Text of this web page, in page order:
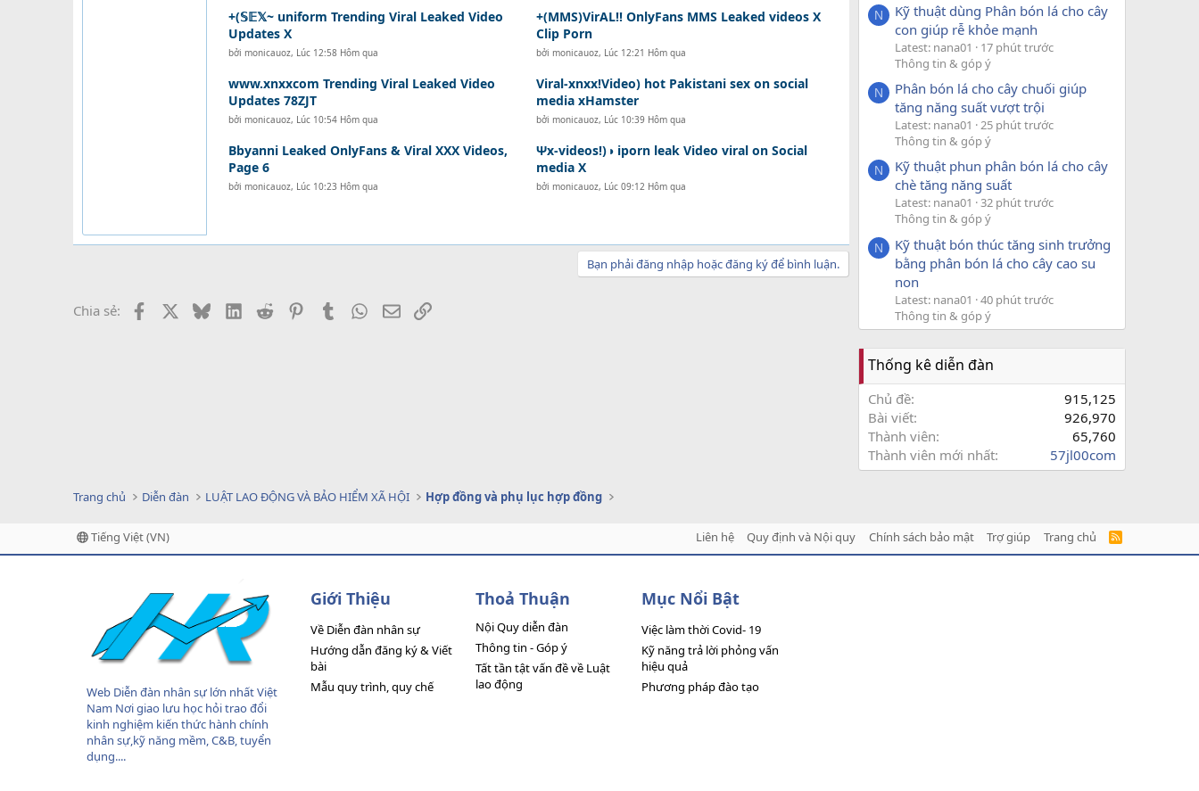
+(𝕊𝔼𝕏~ uniform Trending Viral Leaked Video
Updates X
bởi monicauoz, Lúc 12:58 Hôm qua
+(MMS)VirAL!! OnlyFans MMS Leaked videos X
Clip Porn
bởi monicauoz, Lúc 12:21 Hôm qua
www.xnxxcom Trending Viral Leaked Video
Updates 78ZJT
bởi monicauoz, Lúc 10:54 Hôm qua
Viral-xnxx!Video) hot Pakistani sex on social
media xHamster
bởi monicauoz, Lúc 10:39 Hôm qua
Bbyanni Leaked OnlyFans & Viral XXX Videos,
Page 6
bởi monicauoz, Lúc 10:23 Hôm qua
Ψx-videos!)◑ iporn leak Video viral on Social
media X
bởi monicauoz, Lúc 09:12 Hôm qua
Bạn phải đăng nhập hoặc đăng ký để bình luận.
Chia sẻ: Facebook BlueskyLinkedIn
Reddit PinterestTumblr WhatsApp
EmailLink
N
Kỹ thuật dùng Phân bón lá cho cây
con giúp rễ khỏe mạnh
Latest: nana01
17 phút trước
Thông tin & góp ý
N
Phân bón lá cho cây chuối giúp
tăng năng suất vượt trội
Latest: nana01
25 phút trước
Thông tin & góp ý
N
Kỹ thuật phun phân bón lá cho cây
chè tăng năng suất
Latest: nana01
32 phút trước
Thông tin & góp ý
N
Kỹ thuật bón thúc tăng sinh trưởng
bằng phân bón lá cho cây cao su
non
Latest: nana01
40 phút trước
Thông tin & góp ý
Thống kê diễn đàn
Chủ đề
915,125
Bài viết
926,970
Thành viên
65,760
Thành viên mới nhất
57jl00com
Trang chủ Diễn đàn LUẬT LAO ĐỘNG VÀ BẢO HIỂM XÃ HỘI Hợp đồng và phụ lục hợp đồng
Tiếng Việt (VN) Liên hệ Quy định và Nội quy Chính sách bảo mật Trợ giúp Trang chủ
R
Web Diễn đàn nhân sự lớn nhất Việt
Nam Nơi giao lưu học hỏi trao đổi
kinh nghiệm kiến thức hành chính
nhân sự,kỹ năng mềm, C&B, tuyển
dụng....
Giới Thiệu
Về Diễn đàn nhân sự
Hướng dẫn đăng ký & Viết
bài
Mẫu quy trình, quy chế
Thoả Thuận
Nội Quy diễn đàn
Thông tin - Góp ý
Tất tần tật vấn đề về Luật
lao động
Mục Nổi Bật
Việc làm thời Covid- 19
Kỹ năng trả lời phỏng vấn
hiệu quả
Phương pháp đào tạo